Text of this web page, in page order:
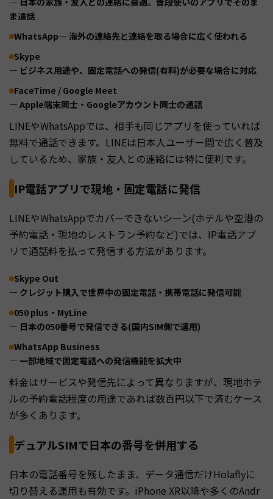
ま通話
WhatsApp— 海外の連絡先と連絡を取る場合に広く使われる
Skype
— ビジネス用途や、固定電話への発信(有料)が必要な場合に対応
FaceTime / Google Meet
— Apple端末同士・Googleアカウント同士の通話
LINEやWhatsAppでは、相手も同じアプリを使っていれば
無料で通話できます。LINEは日本人ユーザー間で広く普及
しているため、家族・友人との連絡には特に便利です。
IP電話アプリで現地・固定電話に発信
LINEやWhatsAppでカバーできないシーン(ホテルや空港の
予約電話・現地のレストラン予約など)では、IP電話アプ
リで通話料を払って発信する方法があります。
Skype Out
— クレジット購入で世界中の固定電話・携帯電話に発信可能
050 plus・MyLine
— 日本の050番号で発信できる(国内SIM側で運用)
WhatsApp Business
— 一部地域で固定電話への発信機能を拡大中
料金はサービスや発信先によって異なりますが、現地ホテ
ルの予約電話程度の用途であれば数百円以下で済むケース
が多くあります。
デュアルSIMで日本の番号を併用する
日本の電話番号を残したまま、データ通信だけHolaflyに
切り替える運用も有効です。iPhone XR以降や多くのAndr